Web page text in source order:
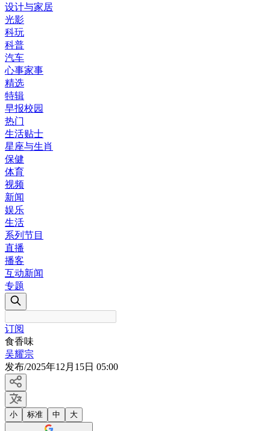
设计与家居
光影
科玩
科普
汽车
心事家事
精选
特辑
早报校园
热门
生活贴士
星座与生肖
保健
体育
视频
新闻
娱乐
生活
系列节目
直播
播客
互动新闻
专题
订阅
食香味
吴耀宗
发布/2025年12月15日 05:00
小 标准 中 大